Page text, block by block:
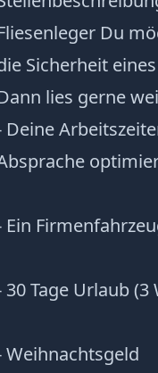
Du
Sicherheit
lies gerne
Deine
Ein
30 Tage Urlaub
Weihnachtsgeld